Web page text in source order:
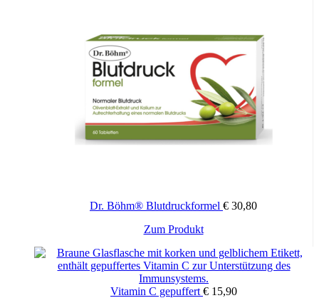
Dr. Böhm® Blutdruckformel € 30,80
Zum Produkt
Vitamin C gepuffert € 15,90